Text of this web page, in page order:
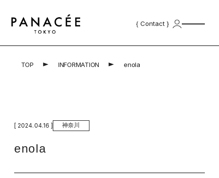
{ Contact }
Top
Concept
for Salon
School
TOP INFORMATION enola
[ 2024.04.16 ] 神奈川
enola